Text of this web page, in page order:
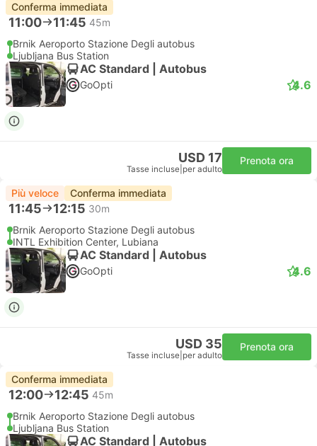
Conferma immediata
11:00 11:45 45m
Brnik Aeroporto Stazione Degli autobus
Ljubljana Bus Station
AC Standard | Autobus
GoOpti 4.6
USD 17
Tasse incluse per adulto
Prenota ora
Più veloce Conferma immediata
11:45 12:15 30m
Brnik Aeroporto Stazione Degli autobus
INTL Exhibition Center, Lubiana
AC Standard | Autobus
GoOpti 4.6
USD 35
Tasse incluse per adulto
Prenota ora
Conferma immediata
12:00 12:45 45m
Brnik Aeroporto Stazione Degli autobus
Ljubljana Bus Station
AC Standard | Autobus